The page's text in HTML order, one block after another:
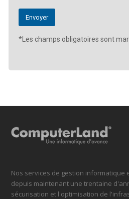
*Les champs obligatoires sont
Nos services de gestion informatique
depuis maintenant une trentaine
sécurisation et l'optimisation de